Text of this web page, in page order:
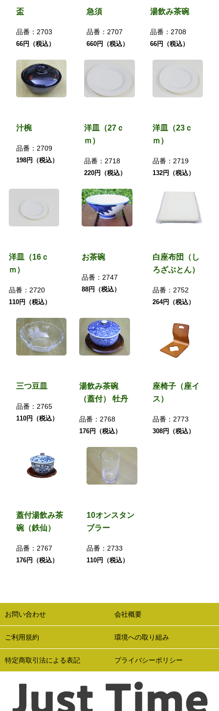
盃
品番： 2703
66円（税込）
急須
品番： 2707
660円（税込）
湯飲み茶碗
品番： 2708
66円（税込）
汁椀
品番： 2709
198円（税込）
洋皿（27ｃ
ｍ）
品番： 2718
220円（税込）
洋皿（23ｃ
ｍ）
品番： 2719
132円（税込）
洋皿（16ｃ
ｍ）
品番： 2720
110円（税込）
お茶碗
品番： 2747
88円（税込）
白座布団（し
ろざぶとん）
品番： 2752
264円（税込）
三つ豆皿
品番： 2765
110円（税込）
湯飲み茶碗
（蓋付） 牡丹
品番： 2768
176円（税込）
座椅子（座イ
ス）
品番： 2773
308円（税込）
蓋付湯飲み茶
碗（鉄仙）
品番： 2767
176円（税込）
10オンスタン
ブラー
品番： 2733
110円（税込）
お問い合わせ 会社概要
ご利用規約 環境への取り組み
特定商取引法による表記 プライバシーポリシー